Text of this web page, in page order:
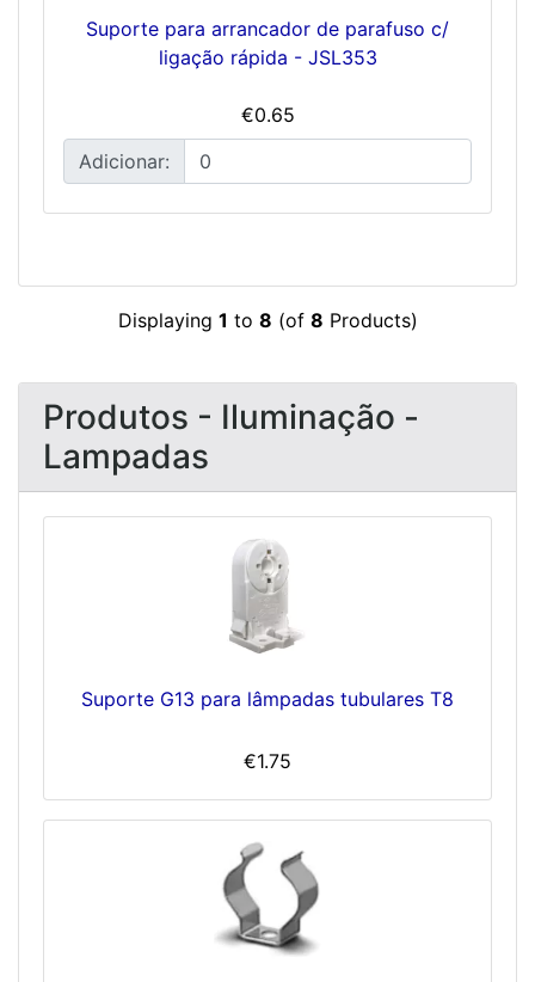
Suporte para arrancador de parafuso c/
ligação rápida - JSL353
€0.65
Adicionar:
Displaying 1 to 8 (of 8 Products)
Produtos - Iluminação -
Lampadas
Suporte G13 para lâmpadas tubulares T8
€1.75